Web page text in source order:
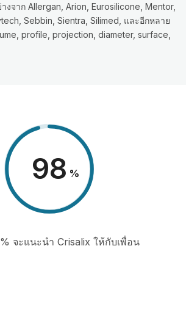
งจาก Allergan, Arion, Eurosilicone, Mentor,
Sebbin, Sientra, Silimed, และอีกหลาย
profile, projection, diameter, surface,
98 %
จะแนะนำ Crisalix ให้กับเพื่อน